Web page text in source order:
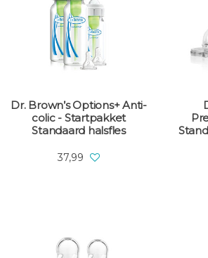
Dr. Brown’s Options+ Anti-
colic - Startpakket
Standaard halsfles
37,99